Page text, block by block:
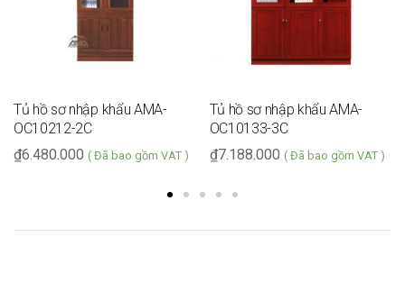
Tủ hồ sơ nhập khẩu AMA-
OC10212-2C
6.480.000
₫ ( Đã bao gồm VAT )
Tủ hồ sơ nhập khẩu AMA-
OC10133-3C
7.188.000
₫ ( Đã bao gồm VAT )